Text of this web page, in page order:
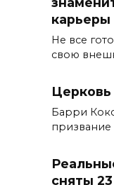
Не все
свою
Барри
призвание
сняты